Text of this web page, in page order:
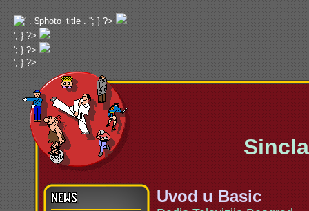
'; } ?>
'; } ?>
'; } ?>
'; } ?>
Sinclair
Uvod u Basic